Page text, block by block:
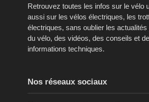
Retrouvez toutes les infos sur le vélo
aussi sur les vélos électriques, les
électriques, sans oublier les actualités
du vélo, des vidéos, des conseils et
informations techniques.
Nos réseaux sociaux